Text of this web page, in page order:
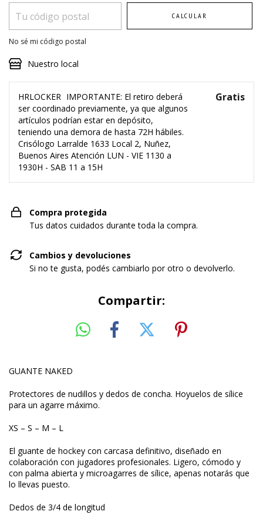
CALCULAR
No sé mi código postal
Nuestro local
HRLOCKER IMPORTANTE: El retiro deberá
ser coordinado previamente, ya que algunos
artículos podrían estar en depósito,
teniendo una demora de hasta 72H hábiles.
Crisólogo Larralde 1633 Local 2, Nuñez,
Buenos Aires Atención LUN - VIE 1130 a
1930H - SAB 11 a 15H
Gratis
Compra protegida
Tus datos cuidados durante toda la compra.
Cambios y devoluciones
Si no te gusta, podés cambiarlo por otro o devolverlo.
Compartir:
GUANTE NAKED
Protectores de nudillos y dedos de concha. Hoyuelos de sílice
para un agarre máximo.
XS – S – M – L
El guante de hockey con carcasa definitivo, diseñado en
colaboración con jugadores profesionales. Ligero, cómodo y
con palma abierta y microagarres de sílice, apenas notarás que
lo llevas puesto.
Dedos de 3/4 de longitud